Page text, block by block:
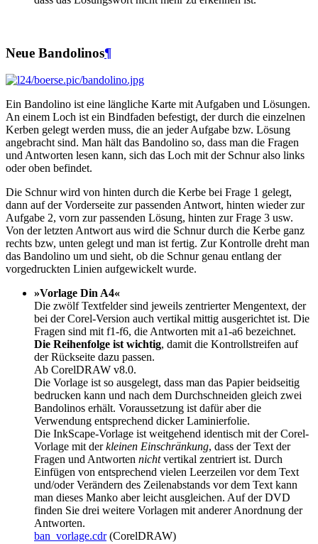
Neue Bandolinos¶
Ein Bandolino ist eine längliche Karte mit Aufgaben und Lösungen.
An einem Loch ist ein Bindfaden befestigt, der durch die einzelnen
Kerben gelegt werden muss, die an jeder Aufgabe bzw. Lösung
angebracht sind. Man hält das Bandolino so, dass man die Fragen
und Antworten lesen kann, sich das Loch mit der Schnur also links
oder oben befindet.
Die Schnur wird von hinten durch die Kerbe bei Frage 1 gelegt,
dann auf der Vorderseite zur passenden Antwort, hinten wieder zur
Aufgabe 2, vorn zur passenden Lösung, hinten zur Frage 3 usw.
Von der letzten Antwort aus wird die Schnur durch die Kerbe ganz
rechts bzw, unten gelegt und man ist fertig. Zur Kontrolle dreht man
das Bandolino um und sieht, ob die Schnur genau entlang der
vorgedruckten Linien aufgewickelt wurde.
»Vorlage Din A4«
Die zwölf Textfelder sind jeweils zentrierter Mengentext, der
bei der Corel-Version auch vertikal mittig ausgerichtet ist. Die
Fragen sind mit f1-f6, die Antworten mit a1-a6 bezeichnet.
Die Reihenfolge ist wichtig, damit die Kontrollstreifen auf
der Rückseite dazu passen.
Ab CorelDRAW v8.0.
Die Vorlage ist so ausgelegt, dass man das Papier beidseitig
bedrucken kann und nach dem Durchschneiden gleich zwei
Bandolinos erhält. Voraussetzung ist dafür aber die
Verwendung entsprechend dicker Laminierfolie.
Die InkScape-Vorlage ist weitgehend identisch mit der Corel-
Vorlage mit derkleinen Einschränkung, dass der Text der
Fragen und Antworten nichtvertikal zentriert ist. Durch
Einfügen von entsprechend vielen Leerzeilen vor dem Text
und/oder Verändern des Zeilenabstands vor dem Text kann
man dieses Manko aber leicht ausgleichen. Auf der DVD
finden Sie drei weitere Vorlagen mit anderer Anordnung der
Antworten.
ban_vorlage.cdr(CorelDRAW)